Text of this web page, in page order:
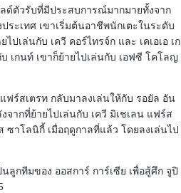
ด์ตัวรับที่มีประสบการณ์มากมายทั้งจาก
ระเทศ เขาเริ่มต้นอาชีพนักเตะในระดับ
ปเล่นกับ เควี คอร์ไทรจ์ก และ เคเอเอ เก
เกนท์ เขาก็ย้ายไปเล่นกับ เอฟซี โคโลญ
ฟร์สเตรท กลับมาลงเล่นให้กับ รอยัล อัน
จากที่ย้ายไปเล่นกับ เควี มิเชเลน แฟร์ส
ซาโลนิกี้ เมื่อฤดูกาลที่แล้ว โดยลงเล่นไป
นลูกทีมของ ออสการ์ การ์เซีย เพื่อสู้ศึก จูปิ